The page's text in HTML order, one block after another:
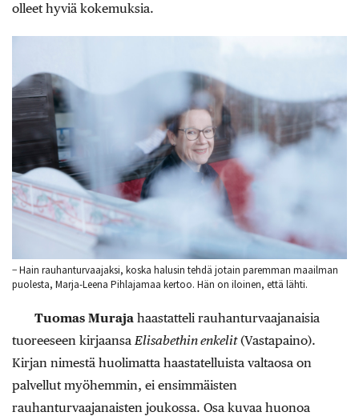
olleet hyviä kokemuksia.
− Hain rauhanturvaajaksi, koska halusin tehdä jotain paremman maailman
puolesta, Marja-Leena Pihlajamaa kertoo. Hän on iloinen, että lähti.
Tuomas Muraja haastatteli rauhanturvaajanaisia
tuoreeseen kirjaansa Elisabethin enkelit(Vastapaino).
Kirjan nimestä huolimatta haastatelluista valtaosa on
palvellut myöhemmin, ei ensimmäisten
rauhanturvaajanaisten joukossa. Osa kuvaa huonoa